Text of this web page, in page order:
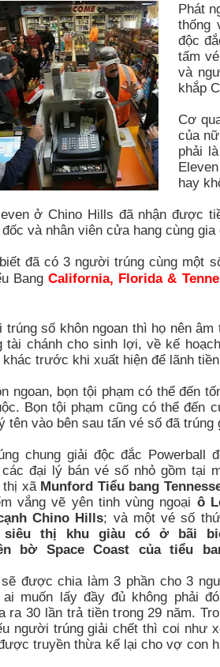
Phát
thống
độc
tấm
và
khắp
Cơ
của
phải
hay
ở Chino Hills đã nhận được
và nhân viên cửa hang cùng
đã có 3 người trúng cùng một
Bang California, Florida &
trúng số khôn ngoan thì họ nên
tài chánh cho sinh lợi, về kế
khác trước khi xuất hiện để lãnh
ngoan, bọn tội phạm có thể đến
Bọn tội phạm cũng có thể
tên vào bên sau tấn vé số đã
chung giải độc đắc Powerball
đại lý bán vé số nhỏ gồm tại
thị xã Munford Tiểu bang
vắng vẽ yên tinh vùng ngoại ô
Chino Hills; và một vé số
siêu thị khu giàu có ở bãi
bờ Space Coast của tiểu
được chia làm 3 phần cho 3
muốn lấy đầy đủ không phải
ra 30 lần trả tiền trong 29 năm.
người trúng giải chết thì coi như
truyền thừa kế lại cho vợ con